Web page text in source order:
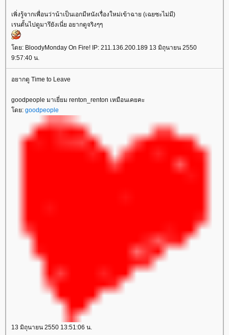
เพิ่งรู้จากเพื่อนว่าน้าเป็นเอกมีหนังเรื่องใหม่เข้าฉาย (เฉยซะไม่มี)
เรนตั้นไปดูมารึยังเนี่ย อยากดูจริงๆๆ
ดย: BloodyMonday On Fire! IP: 211.136.200.189 13 มิถุนายน 2550
9:57:40 น.
อยากดู Time to Leave
goodpeople มาเยี่ยม renton_renton เหมือนเคยคะ
ดย: goodpeople
13 มิถุนายน 2550 13:51:06 น.